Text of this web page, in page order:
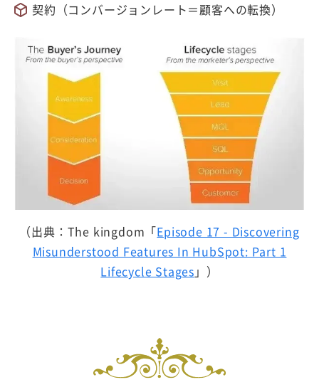
契約（コンバージョンレート＝顧客への転換）
（出典：The kingdom「Episode 17 - Discovering
Misunderstood Features In HubSpot: Part 1
Lifecycle Stages 」）